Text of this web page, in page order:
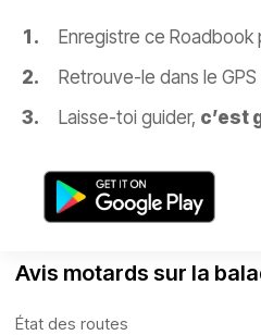
Enregistre ce Roadbook
Retrouve-le dans le GPS
Laisse-toi guider, c’est
Avis motards sur la
État des routes